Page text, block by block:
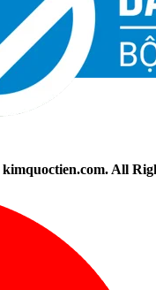
kimquoctien.com. All